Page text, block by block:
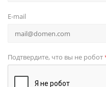
E-mail
Подтвердите, что вы не робот